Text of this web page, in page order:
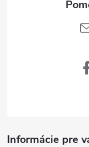
Informácie pre